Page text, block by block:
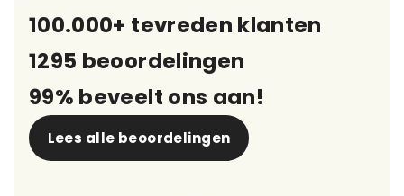
100.000+ tevreden klanten
1295 beoordelingen
99% beveelt ons aan!
Lees alle beoordelingen